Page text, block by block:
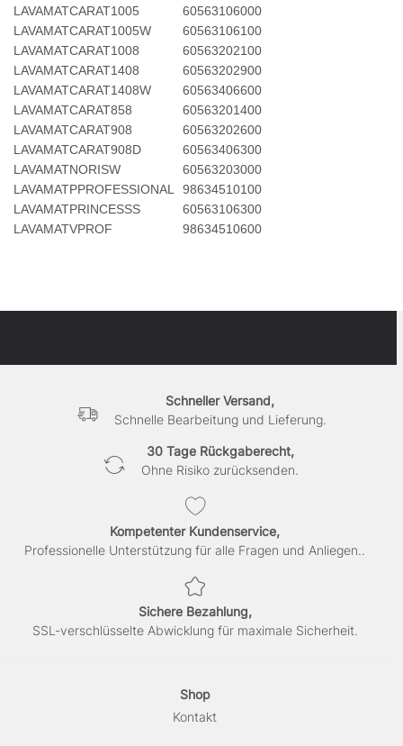
LAVAMATCARAT1005
60563106000
LAVAMATCARAT1005W
60563106100
LAVAMATCARAT1008
60563202100
LAVAMATCARAT1408
60563202900
LAVAMATCARAT1408W
60563406600
LAVAMATCARAT858
60563201400
LAVAMATCARAT908
60563202600
LAVAMATCARAT908D
60563406300
LAVAMATNORISW
60563203000
LAVAMATPPROFESSIONAL 98634510100
LAVAMATPRINCESSS
60563106300
LAVAMATVPROF
98634510600
Schneller Versand,
Schnelle Bearbeitung und Lieferung.
30 Tage Rückgaberecht,
Ohne Risiko zurücksenden.
Kompetenter Kundenservice,
Professionelle Unterstützung für alle Fragen und Anliegen..
Sichere Bezahlung,
SSL-verschlüsselte Abwicklung für maximale Sicherheit.
Shop
Kontakt